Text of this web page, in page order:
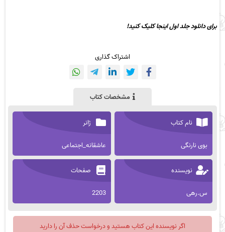
برای دانلود جلد اول اینجا کلیک کنید!
اشتراک گذاری
مشخصات کتاب
نام کتاب
بوی نارنگی
ژانر
عاشقانه_اجتماعی
نویسنده
س.رهی
صفحات
2203
اگر نویسنده این کتاب هستید و درخواست حذف آن را دارید